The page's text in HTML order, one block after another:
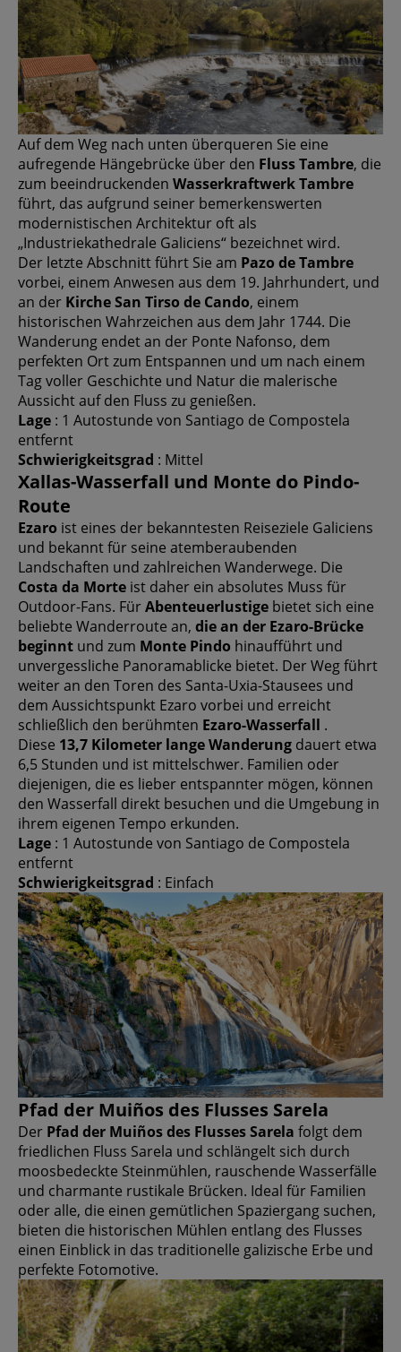
Auf dem Weg nach unten überqueren Sie eine
aufregende Hängebrücke über den Fluss Tambre, die
zum beeindruckenden Wasserkraftwerk Tambre
führt, das aufgrund seiner bemerkenswerten
modernistischen Architektur oft als
„Industriekathedrale Galiciens“ bezeichnet wird.
Der letzte Abschnitt führt Sie am Pazo de Tambre
vorbei, einem Anwesen aus dem 19. Jahrhundert, und
an der Kirche San Tirso de Cando, einem
historischen Wahrzeichen aus dem Jahr 1744. Die
Wanderung endet an der Ponte Nafonso, dem
perfekten Ort zum Entspannen und um nach einem
Tag voller Geschichte und Natur die malerische
Aussicht auf den Fluss zu genießen.
Lage : 1 Autostunde von Santiago de Compostela
entfernt
Schwierigkeitsgrad : Mittel
Xallas-Wasserfall und Monte do Pindo-
Route
Ezaro ist eines der bekanntesten Reiseziele Galiciens
und bekannt für seine atemberaubenden
Landschaften und zahlreichen Wanderwege. Die
Costa da Morte ist daher ein absolutes Muss für
Outdoor-Fans. FürAbenteuerlustige bietet sich eine
beliebte Wanderroute an, die an der Ezaro-Brücke
beginnt und zum Monte Pindo hinaufführt und
unvergessliche Panoramablicke bietet. Der Weg führt
weiter an den Toren des Santa-Uxia-Stausees und
dem Aussichtspunkt Ezaro vorbei und erreicht
schließlich den berühmten Ezaro-Wasserfall .
Diese 13,7 Kilometer lange Wanderung dauert etwa
6,5 Stunden und ist mittelschwer. Familien oder
diejenigen, die es lieber entspannter mögen, können
den Wasserfall direkt besuchen und die Umgebung in
ihrem eigenen Tempo erkunden.
Lage : 1 Autostunde von Santiago de Compostela
entfernt
Schwierigkeitsgrad : Einfach
Pfad der Muiños des Flusses Sarela
Der Pfad der Muiños des Flusses Sarela folgt dem
friedlichen Fluss Sarela und schlängelt sich durch
moosbedeckte Steinmühlen, rauschende Wasserfälle
und charmante rustikale Brücken. Ideal für Familien
oder alle, die einen gemütlichen Spaziergang suchen,
bieten die historischen Mühlen entlang des Flusses
einen Einblick in das traditionelle galizische Erbe und
perfekte Fotomotive.